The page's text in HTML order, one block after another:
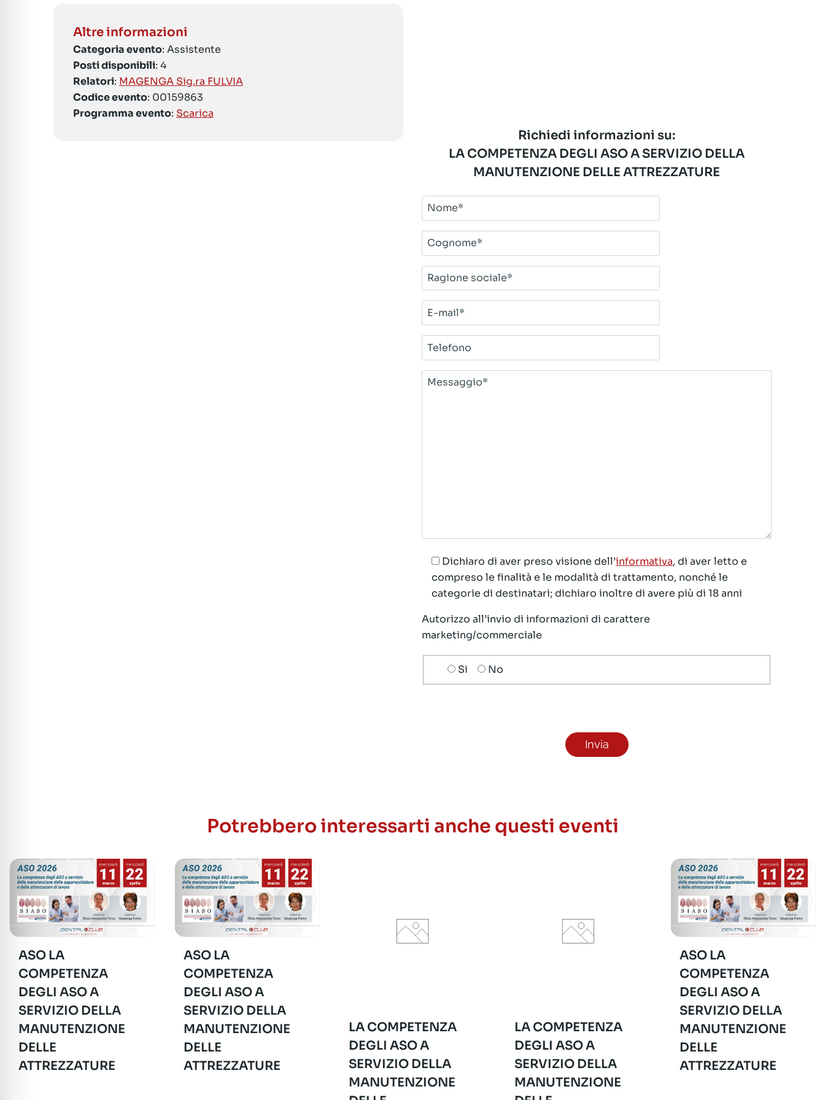
Altre informazioni
Categoria evento: Assistente
Posti disponibili: 4
Relatori: MAGENGA Sig.ra FULVIA
Codice evento: 00159863
Programma evento: Scarica
Richiedi informazioni su:
LA COMPETENZA DEGLI ASO A SERVIZIO DELLA
MANUTENZIONE DELLE ATTREZZATURE
Nome*
Cognome*
Ragione
sociale*
E-
mail*
Telefono
Messaggio*
Dichiaro di aver preso visione dell’informativa, di aver letto e
compreso le finalità e le modalità di trattamento, nonché le
categorie di destinatari; dichiaro inoltre di avere più di 18 anni
Autorizzo all’invio di informazioni di carattere
marketing/commerciale
Scelta
invio
Si No
Potrebbero interessarti anche questi eventi
ASO LA
COMPETENZA
DEGLI ASO A
SERVIZIO DELLA
MANUTENZIONE
DELLE
ATTREZZATURE
ASO LA
COMPETENZA
DEGLI ASO A
SERVIZIO DELLA
MANUTENZIONE
DELLE
ATTREZZATURE
LA COMPETENZA
DEGLI ASO A
SERVIZIO DELLA
MANUTENZIONE
LA COMPETENZA
DEGLI ASO A
SERVIZIO DELLA
MANUTENZIONE
ASO LA
COMPETENZA
DEGLI ASO A
SERVIZIO DELLA
MANUTENZIONE
DELLE
ATTREZZATURE